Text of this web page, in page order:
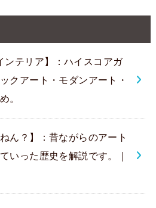
ンテリア】：ハイスコアガ
クアート・モダンアート・
。
ん？】：昔ながらのアート
いった歴史を解説です。｜